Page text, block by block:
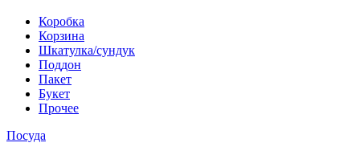
Коробка
Корзина
Шкатулка/сундук
Поддон
Пакет
Букет
Прочее
Посуда